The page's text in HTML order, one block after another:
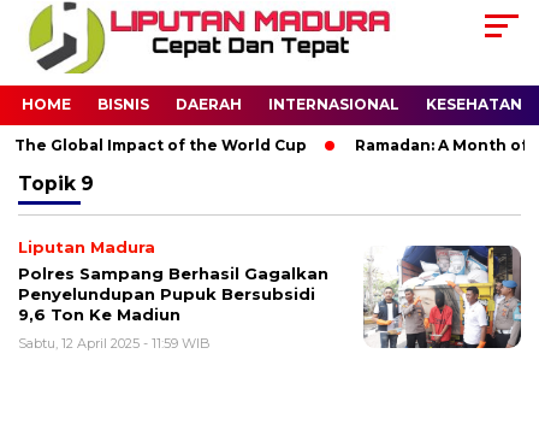
HOME BISNIS DAERAH INTERNASIONAL KESEHATAN
Global Impact of the World Cup Ramadan: A Month of
Topik 9
Liputan Madura
Polres Sampang Berhasil Gagalkan
Penyelundupan Pupuk Bersubsidi
9,6 Ton Ke Madiun
Sabtu, 12 April 2025 - 11:59 WIB